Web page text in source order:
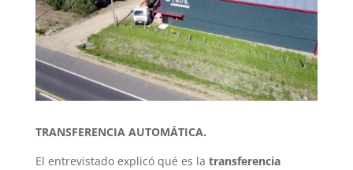
TRANSFERENCIA AUTOMÁTICA.
El entrevistado explicó qué es la transferencia